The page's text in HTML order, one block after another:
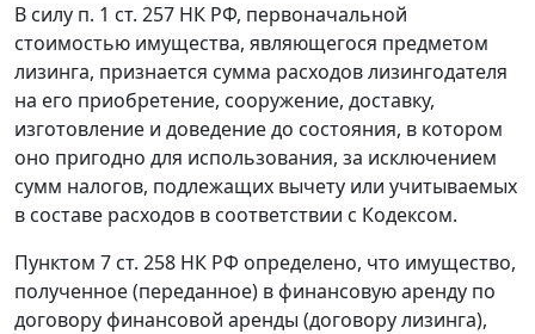
В силу п. 1 ст. 257 НК РФ, первоначальной
стоимостью имущества, являющегося предметом
лизинга, признается сумма расходов лизингодателя
на его приобретение, сооружение, доставку,
изготовление и доведение до состояния, в котором
оно пригодно для использования, за исключением
сумм налогов, подлежащих вычету или учитываемых
в составе расходов в соответствии с Кодексом.
Пунктом 7 ст. 258 НК РФ определено, что имущество,
полученное (переданное) в финансовую аренду по
договору финансовой аренды (договору лизинга),